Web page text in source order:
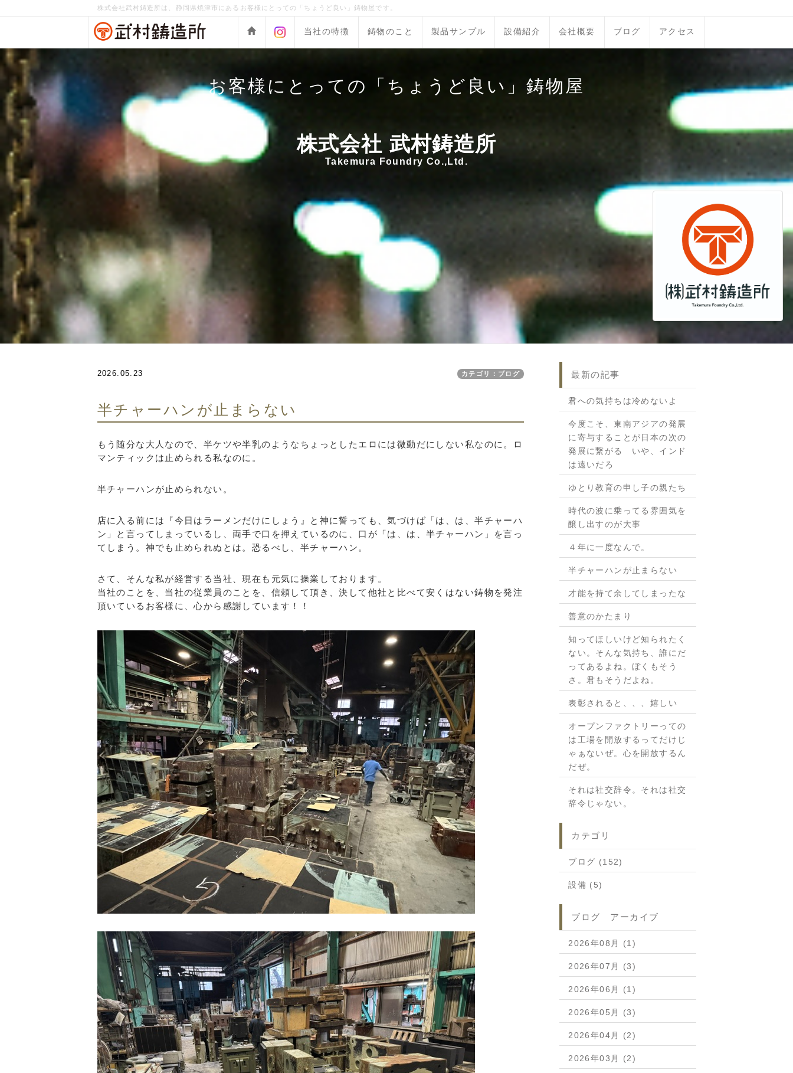
株式会社武村鋳造所は、静岡県焼津市にあるお客様にとっての「ちょうど良い」鋳物屋です。
当社の特徴 鋳物のこと 製品サンプル 設備紹介 会社概要 ブログ アクセス
お客様にとっての「ちょうど良い」鋳物屋
株式会社 武村鋳造所
Takemura Foundry Co.,Ltd.
2026.05.23 カテゴリ：ブログ
半チャーハンが止まらない
もう随分な大人なので、半ケツや半乳のようなちょっとしたエロには微動だにしない私なのに。ロ
マンティックは止められる私なのに。
半チャーハンが止められない。
店に入る前には『今日はラーメンだけにしょう』と神に誓っても、気づけば「は、は、半チャーハ
ン」と言ってしまっているし、両手で口を押えているのに、口が「は、は、半チャーハン」を言っ
てしまう。神でも止められぬとは。恐るべし、半チャーハン。
さて、そんな私が経営する当社、現在も元気に操業しております。
当社のことを、当社の従業員のことを、信頼して頂き、決して他社と比べて安くはない鋳物を発注
頂いているお客様に、心から感謝しています！！
最新の記事
君への気持ちは冷めないよ
今度こそ、東南アジアの発展
に寄与することが日本の次の
発展に繋がる いや、インド
は遠いだろ
ゆとり教育の申し子の親たち
時代の波に乗ってる雰囲気を
醸し出すのが大事
４年に一度なんで。
半チャーハンが止まらない
才能を持て余してしまったな
善意のかたまり
知ってほしいけど知られたく
ない。そんな気持ち、誰にだ
ってあるよね。ぼくもそう
さ。君もそうだよね。
表彰されると、、、嬉しい
オープンファクトリーっての
は工場を開放するってだけじ
ゃぁないぜ。心を開放するん
だぜ。
それは社交辞令。それは社交
辞令じゃない。
カテゴリ
ブログ (152)
設備 (5)
ブログ アーカイブ
2026年08月 (1)
2026年07月 (3)
2026年06月 (1)
2026年05月 (3)
2026年04月 (2)
2026年03月 (2)